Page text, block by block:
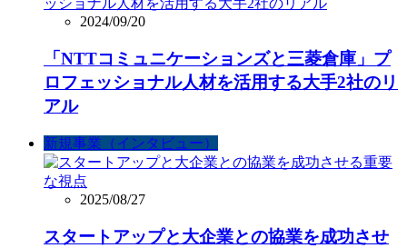
2024/09/20
「NTTコミュニケーションズと三菱倉庫」プ
ロフェッショナル人材を活用する大手2社のリ
アル
新規事業（インタビュー）
2025/08/27
スタートアップと大企業との協業を成功させ